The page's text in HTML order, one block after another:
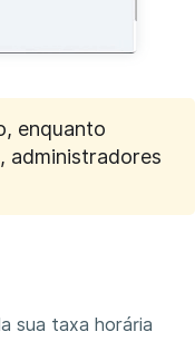
enquanto
administradores
sua taxa horária